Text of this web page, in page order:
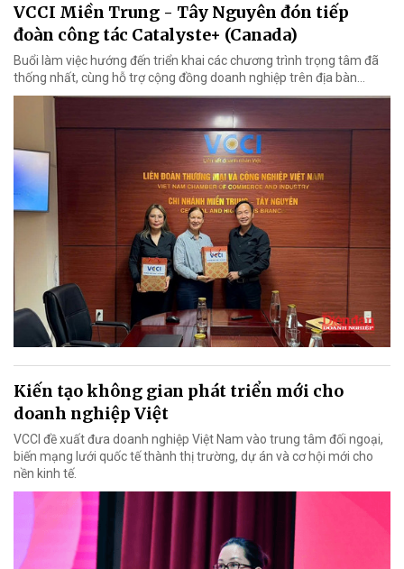
VCCI Miền Trung - Tây Nguyên đón tiếp
đoàn công tác Catalyste+ (Canada)
Buổi làm việc hướng đến triển khai các chương trình trọng tâm đã
thống nhất, cùng hỗ trợ cộng đồng doanh nghiệp trên địa bàn...
Kiến tạo không gian phát triển mới cho
doanh nghiệp Việt
VCCI đề xuất đưa doanh nghiệp Việt Nam vào trung tâm đối ngoại,
biến mạng lưới quốc tế thành thị trường, dự án và cơ hội mới cho
nền kinh tế.